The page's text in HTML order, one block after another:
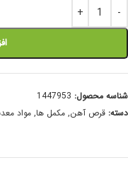
شناسه محصول: 1447953
دسته: قرص آهن, مکمل ها, مواد